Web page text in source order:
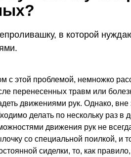
в которой
с этой проблемой, немножко
перенесенных травм или
движениями рук. Однако, вне
делать по нескольку раз
движения рук не
со специальной поилкой, и
сиделки, то, как